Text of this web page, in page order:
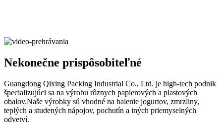
Nekonečne prispôsobiteľné
Guangdong Qixing Packing Industrial Co., Ltd. je high-tech podnik
špecializujúci sa na výrobu rôznych papierových a plastových
obalov.Naše výrobky sú vhodné na balenie jogurtov, zmrzliny,
teplých a studených nápojov, pochutín a iných priemyselných
odvetví.